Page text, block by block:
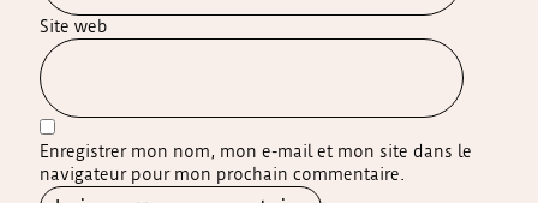
Site web
Enregistrer mon nom, mon e-mail et mon site dans le
navigateur pour mon prochain commentaire.